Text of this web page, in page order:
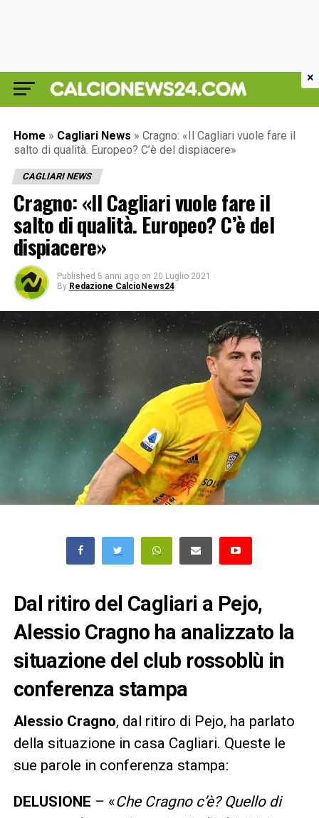
Home » Cagliari News » Cragno: «Il Cagliari vuole fare il
salto di qualità. Europeo? C’è del dispiacere»
CAGLIARI NEWS
Cragno: «Il Cagliari vuole fare il
salto di qualità. Europeo? C’è del
dispiacere»
Published 5 anni ago on 20 Luglio 2021
By Redazione CalcioNews24
Dal ritiro del Cagliari a Pejo,
Alessio Cragno ha analizzato la
situazione del club rossoblù in
conferenza stampa
Alessio Cragno, dal ritiro di Pejo, ha parlato
della situazione in casa Cagliari. Queste le
sue parole in conferenza stampa:
DELUSIONE – «Che Cragno c’è? Quello di
×